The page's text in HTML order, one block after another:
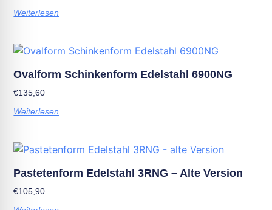
Weiterlesen
Ovalform Schinkenform Edelstahl 6900NG
€135,60
Weiterlesen
Pastetenform Edelstahl 3RNG – Alte Version
€105,90